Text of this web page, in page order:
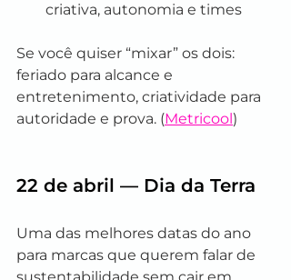
criativa, autonomia e times
Se você quiser “mixar” os dois:
feriado para alcance e
entretenimento, criatividade para
autoridade e prova. (Metricool )
22 de abril — Dia da Terra
Uma das melhores datas do ano
para marcas que querem falar de